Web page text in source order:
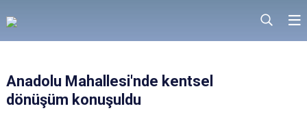
Anadolu Mahallesi'nde kentsel
dönüşüm konuşuldu